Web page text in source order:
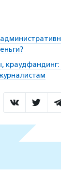
краудфандинг: